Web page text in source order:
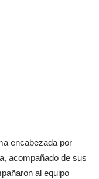
encabezada por
acompañado de sus
al equipo